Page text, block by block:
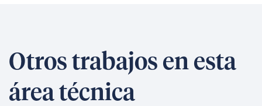
Otros trabajos en esta
área técnica